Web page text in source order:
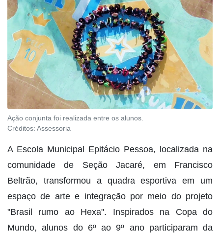
Ação conjunta foi realizada entre os alunos.
Créditos: Assessoria
A Escola Municipal Epitácio Pessoa, localizada na
comunidade de Seção Jacaré, em Francisco
Beltrão, transformou a quadra esportiva em um
espaço de arte e integração por meio do projeto
"Brasil rumo ao Hexa". Inspirados na Copa do
Mundo, alunos do 6º ao 9º ano participaram da